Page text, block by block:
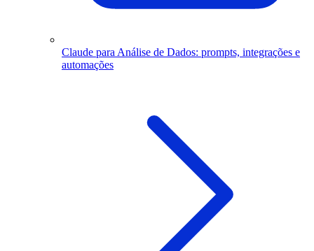
Claude para Análise de Dados: prompts, integrações e
automações